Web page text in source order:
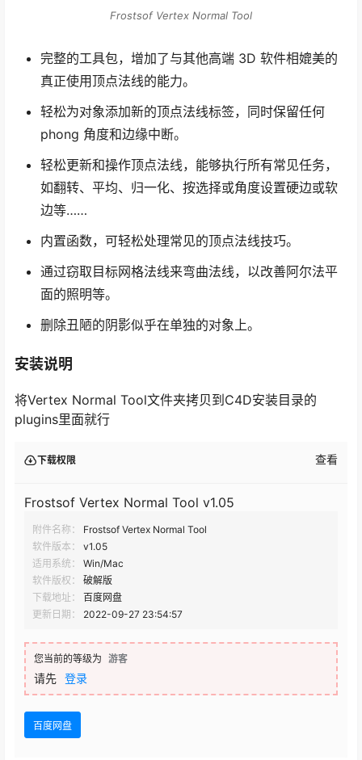
Frostsof Vertex Normal Tool
完整的工具包，增加了与其他高端 3D 软件相媲美的
真正使用顶点法线的能力。
轻松为对象添加新的顶点法线标签，同时保留任何
phong 角度和边缘中断。
轻松更新和操作顶点法线，能够执行所有常见任务，
如翻转、平均、归一化、按选择或角度设置硬边或软
边等……
内置函数，可轻松处理常见的顶点法线技巧。
通过窃取目标网格法线来弯曲法线，以改善阿尔法平
面的照明等。
删除丑陋的阴影似乎在单独的对象上。
安装说明
将Vertex Normal Tool文件夹拷贝到C4D安装目录的
plugins里面就行
下载权限 查看
Frostsof Vertex Normal Tool v1.05
附件名称：
Frostsof Vertex Normal Tool
软件版本：
v1.05
适用系统：
Win/Mac
软件版权：
破解版
下载地址：
百度网盘
更新日期：
2022-09-27 23:54:57
您当前的等级为 游客
请先 登录
百度网盘